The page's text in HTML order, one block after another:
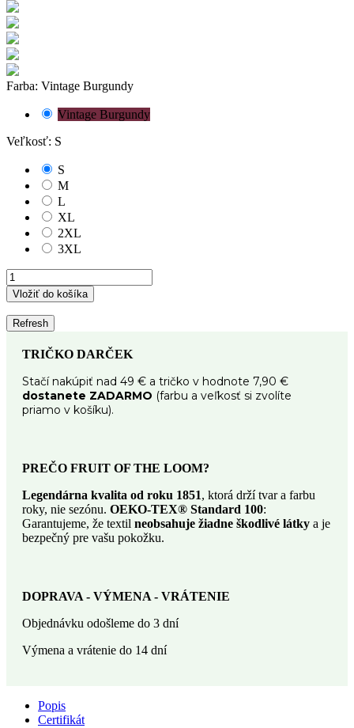
Farba: Vintage Burgundy
Vintage Burgundy
Veľkosť: S
S
M
L
XL
2XL
3XL
Vložiť do košíka
TRIČKO DARČEK
Stačí nakúpiť nad 49 € a tričko v hodnote 7,90 €
dostanete ZADARMO (farbu a veľkosť si zvolíte
priamo v košíku).
PREČO FRUIT OF THE LOOM?
Legendárna kvalita od roku 1851, ktorá drží tvar a farbu
roky, nie sezónu. OEKO-TEX® Standard 100:
Garantujeme, že textil neobsahuje žiadne škodlivé látky a je
bezpečný pre vašu pokožku.
DOPRAVA - VÝMENA - VRÁTENIE
Objednávku odošleme do 3 dní
Výmena a vrátenie do 14 dní
Popis
Certifikát